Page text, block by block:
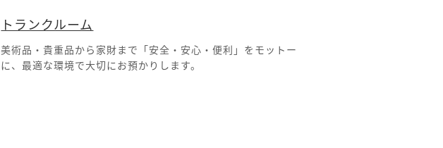
トランクルーム
美術品・貴重品から家財まで「安全・安心・便利」をモットー
に、最適な環境で大切にお預かりします。